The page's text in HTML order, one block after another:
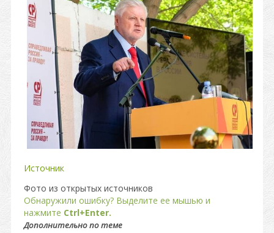
Источник
Фото из открытых источников
Обнаружили ошибку? Выделите ее мышью и
нажмите Ctrl+Enter.
Дополнительно по теме